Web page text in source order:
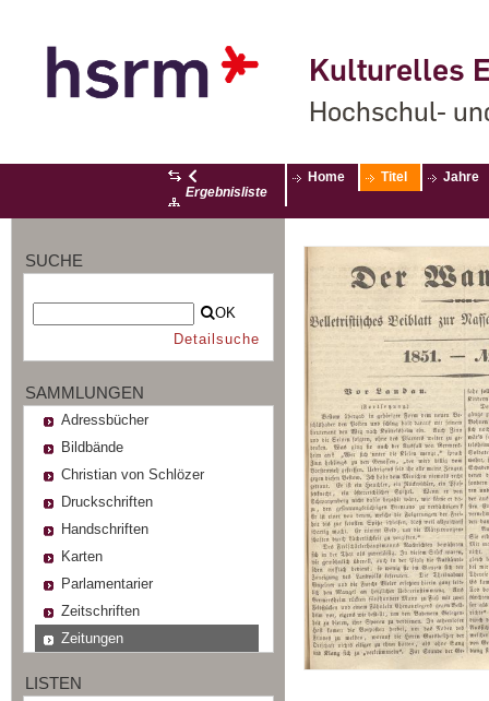
Kulturelles
Hochschul-
Ergebnisliste
Home Titel Jahre
SUCHE
OK
Detailsuche
SAMMLUNGEN
Adressbücher
Bildbände
Christian von Schlözer
Druckschriften
Handschriften
Karten
Parlamentarier
Zeitschriften
Zeitungen
LISTEN